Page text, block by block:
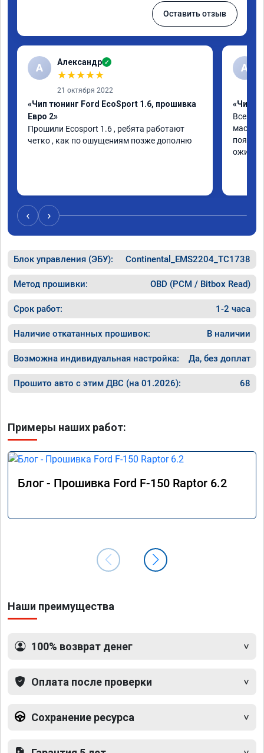
Оставить отзыв
А Александр ✓
★★★★★
21 октября 2022
«Чип тюнинг Ford EcoSport 1.6, прошивка
Евро 2»
Прошили Ecosport 1.6 , ребята работают
четко , как по ошущениям позже дополню
А
«Чип
Все
мастер
ожил.
‹ ›
Блок управления (ЭБУ): Continental_EMS2204_TC1738
Метод прошивки: OBD (PCM / Bitbox Read)
Срок работ: 1-2 часа
Наличие откатанных прошивок: В наличии
Возможна индивидуальная настройка: Да, без доплат
Прошито авто с этим ДВС (на 01.2026): 68
Примеры наших работ:
Блог - Прошивка Ford F-150 Raptor 6.2
Наши преимущества
100% возврат денег
Оплата после проверки
Сохранение ресурса